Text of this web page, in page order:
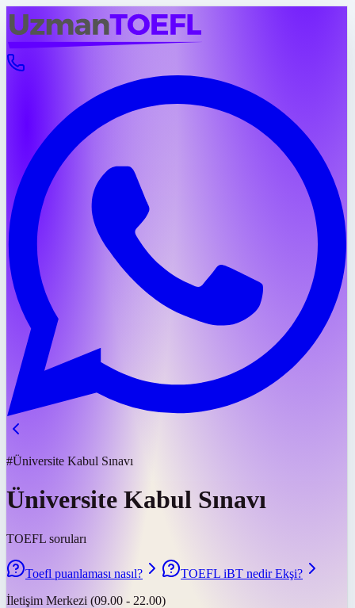
#Üniversite Kabul Sınavı
Üniversite Kabul Sınavı
TOEFL soruları
Toefl puanlaması nasıl?
TOEFL iBT nedir Ekşi?
İletişim Merkezi (09.00 - 22.00)